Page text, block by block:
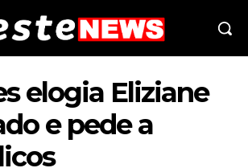
elogia Eliziane
e pede a